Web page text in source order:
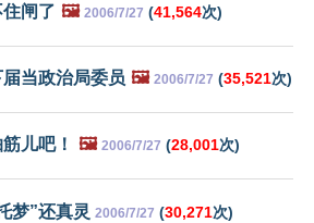
闸了 🖼️ 2006/7/27 (41,564次)
当政治局委员 🖼️ 2006/7/27 (35,521次)
儿吧！ 🖼️ 2006/7/27 (28,001次)
梦”还真灵 2006/7/27 (30,271次)